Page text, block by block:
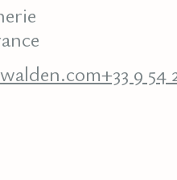
+33 9 54